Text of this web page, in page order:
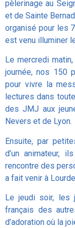
pèlerinage au
et de Sainte
organisé pour les
est venu illuminer
Le mercredi
journée, nos 150
pour vivre la
lectures dans
des JMJ aux
Nevers et de Lyon.
Ensuite, par
d’un animateur,
rencontre des
a fait venir à
Le jeudi soir, les
français des
d’adoration où la